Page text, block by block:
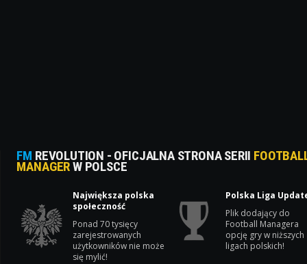
FM REVOLUTION - OFICJALNA STRONA SERII
MANAGERW POLSCE
Największa polska
społeczność
Ponad 70 tysięcy
zarejestrowanych
użytkowników nie może
się mylić!
Polska Liga
Plik dodający do
Football Managera
opcję gry w niższych
ligach polskich!